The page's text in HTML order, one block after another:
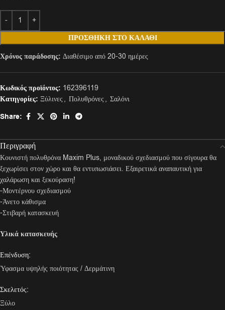
ΠΡΟΣΘΉΚΗ ΣΤΟ ΚΑΛΆΘΙ
Χρόνος παράδοσης: Διαθέσιμο από 20-30 ημέρες
Κωδικός προϊόντος: 162396119
Κατηγορίες: Ξύλινες, Πολυθρόνες, Σαλόνι
Share:
Περιγραφή
Κουνιστή πολυθρόνα Maxim Plus, μοναδικού σχεδιασμού που σίγουρα θα
ξεχωρίσει στον χώρο και θα εντυπωσιάσει. Εξαιρετικά αναπαυτική για
χαλάρωση και ξεκούραση!
-Μοντέρνου σχεδιασμού
-Άνετο κάθισμα
-Στιβαρή κατασκευή
Υλικά κατασκευής
Επένδυση:
Ύφασμα υψηλής ποιότητας / Δερμάτινη
Σκελετός:
Ξύλο